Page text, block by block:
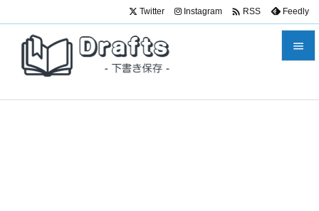

Twitter Instagram  RSS Feedly